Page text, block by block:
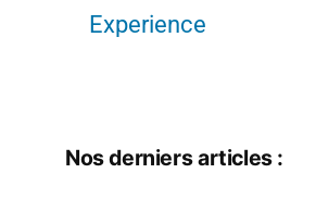
Experience
Nos derniers articles :